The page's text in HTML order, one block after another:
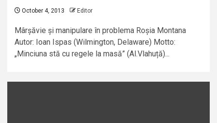
October 4, 2013 Editor
Mârșăvie și manipulare în problema Roșia Montana
Autor: Ioan Ispas (Wilmington, Delaware) Motto:
„Minciuna stă cu regele la masă” (Al.Vlahuță)...